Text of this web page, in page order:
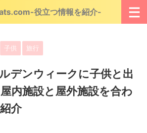
役立つ情報を紹介-
子供 旅行
デンウィークに子供と出
内施設と屋外施設を合わ
介